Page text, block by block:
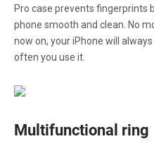
Pro case prevents fingerprints
phone smooth and clean. No
now on, your iPhone will
often you use it.
Multifunctional ring